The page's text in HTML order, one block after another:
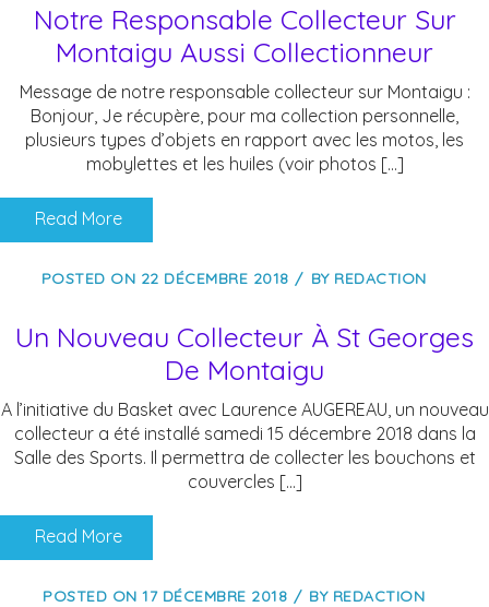
Notre Responsable Collecteur Sur
Montaigu Aussi Collectionneur
Message de notre responsable collecteur sur Montaigu :
Bonjour, Je récupère, pour ma collection personnelle,
plusieurs types d’objets en rapport avec les motos, les
mobylettes et les huiles (voir photos […]
Read More
POSTED ON 22 DÉCEMBRE 2018 BY REDACTION
Un Nouveau Collecteur À St Georges
De Montaigu
A l’initiative du Basket avec Laurence AUGEREAU, un nouveau
collecteur a été installé samedi 15 décembre 2018 dans la
Salle des Sports. Il permettra de collecter les bouchons et
couvercles […]
Read More
POSTED ON 17 DÉCEMBRE 2018 BY REDACTION